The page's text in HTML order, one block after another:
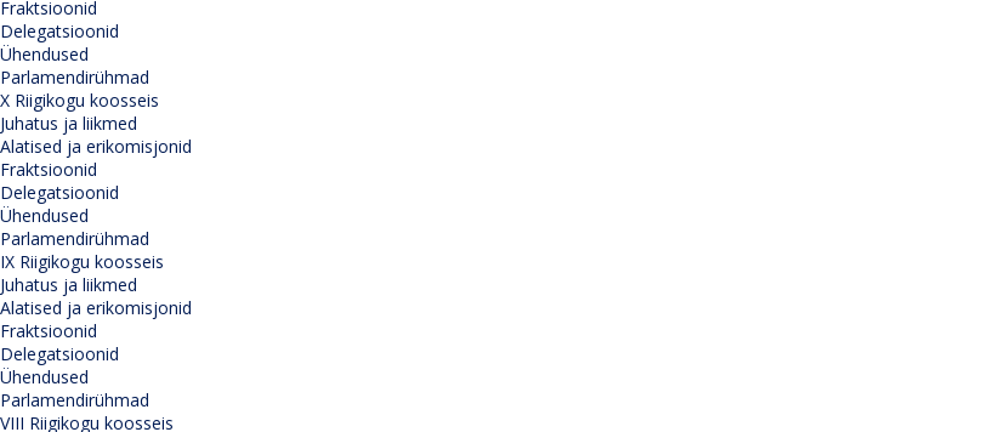
Fraktsioonid
Delegatsioonid
Ühendused
Parlamendirühmad
X Riigikogu koosseis
Juhatus ja liikmed
Alatised ja erikomisjonid
Fraktsioonid
Delegatsioonid
Ühendused
Parlamendirühmad
IX Riigikogu koosseis
Juhatus ja liikmed
Alatised ja erikomisjonid
Fraktsioonid
Delegatsioonid
Ühendused
Parlamendirühmad
VIII Riigikogu koosseis